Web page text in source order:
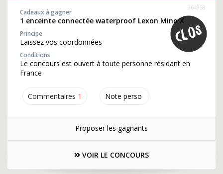
Commentaires 1 Note perso
364958
Cadeaux à gagner
1 enceinte connectée waterproof Lexon Mino X
Principe
Laissez vos coordonnées
Conditions
Le concours est ouvert à toute personne résidant en
France
Proposer les gagnants
VOIR LE CONCOURS